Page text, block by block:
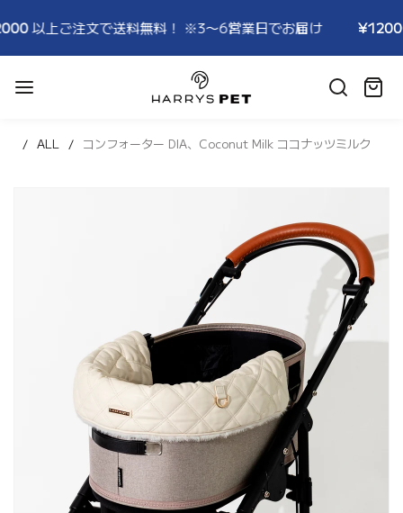
送料無料！ ※3〜6営業日でお届け ¥12000以上ご注文で
HARRYSPET
カ
ALL コンフォーター DIA、Coconut Milk ココナッツミルク